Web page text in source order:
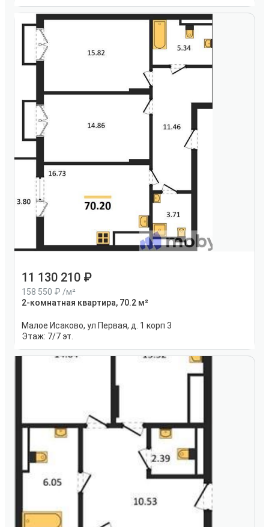
11 130 210
158 550
/м²
2-комнатная квартира, 70.2 м²
Малое Исаково, ул Первая, д. 1 корп 3
Этаж: 7/7 эт.